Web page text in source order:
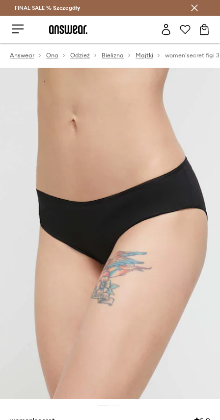
Oszczędzaj z Answear Club >
FINAL SALE % Szczegóły
Answear Ona Odzież Bielizna Majtki women'secret figi